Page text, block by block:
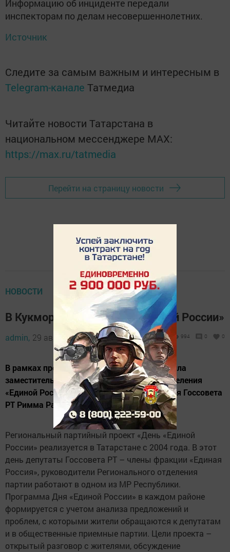
Информацию об инциденте передали
инспекторам по делам несовершеннолетних.
Источник
Следите за самым важным и интересным в
Telegram-канале Татмедиа
Читайте новости Татарстана в
национальном мессенджере MАХ:
https://max.ru/tatmedia
Перейти на страницу новости
НОВОСТИ
В Кукморе прошел День «Единой России»
admin, 29 августа 2019 - 08:58 994 0 0
В рамках проекта Кукморский район посетила
заместитель Секретаря Татарстанского отделения
«Единой России», заместитель Председателя Госсовета
РТ Римма Ратникова.
Региональный партийный проект «День «Единой
России» реализуется в Татарстане с 2004 года. В этот
день депутаты Госсовета РТ – члены фракции «Единая
Россия», руководители Регионального отделения
партии работают в одном из МР Республики.
Программа Дня «Единой России» в каждом районе
формируется с учетом анализа предложений и
проблем, с которыми жители обращаются к депутатам
и в общественные приемные партии. Цели проекта –
открытый разговор с жителями, обсуждение